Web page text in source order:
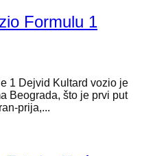
Formulu 1
1 Dejvid Kultard vozio je
Beograda, što je prvi put
prija,...